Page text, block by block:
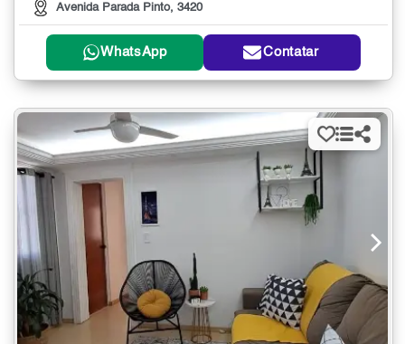
Avenida Parada Pinto, 3420
WhatsApp Contatar